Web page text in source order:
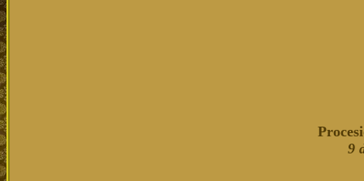
9